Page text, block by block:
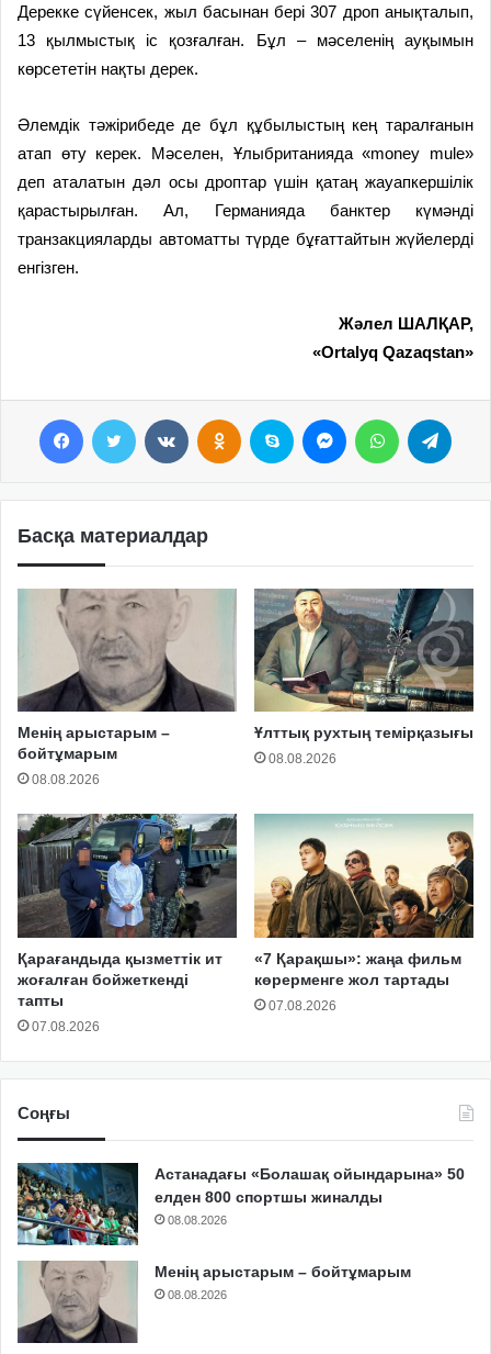
Дерекке сүйенсек, жыл басынан бері 307 дроп анықталып,
13 қылмыстық іс қозғалған. Бұл – мәселенің ауқымын
көрсететін нақты дерек.
Әлемдік тәжірибеде де бұл құбылыстың кең таралғанын
атап өту керек. Мәселен, Ұлыбританияда «money mule»
деп аталатын дәл осы дроптар үшін қатаң жауапкершілік
қарастырылған. Ал, Германияда банктер күмәнді
транзакцияларды автоматты түрде бұғаттайтын жүйелерді
енгізген.
Жәлел ШАЛҚАР,
«Ortalyq Qazaqstan»
Басқа материалдар
Менің арыстарым –
бойтұмарым
08.08.2026
Ұлттық рухтың темірқазығы
08.08.2026
Қарағандыда қызметтік ит
жоғалған бойжеткенді
тапты
07.08.2026
«7 Қарақшы»: жаңа фильм
көрерменге жол тартады
07.08.2026
Соңғы
Астанадағы «Болашақ ойындарына» 50
елден 800 спортшы жиналды
08.08.2026
Менің арыстарым – бойтұмарым
08.08.2026